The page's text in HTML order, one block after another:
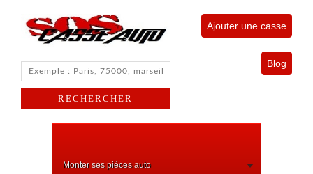
Ajouter une casse
Blog
Monter ses pièces auto